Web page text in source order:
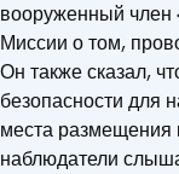
вооруженный член
Миссии о том,
Он также сказал,
безопасности для
места
наблюдатели